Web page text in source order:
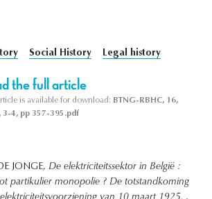
Social History Legal history
the full article
is available for download: BTNG-RBHC, 16,
3-4, pp 357-395.pdf
JONGE, De elektriciteitssektor in België :
partikulier monopolie ? De totstandkoming